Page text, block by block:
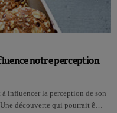
notre perception
influencer la perception de son
découverte qui pourrait ê…